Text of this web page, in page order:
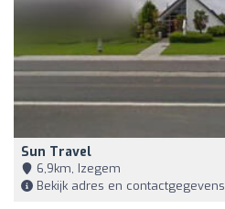
Sun Travel
6,9km, Izegem
Bekijk adres en contactgegevens